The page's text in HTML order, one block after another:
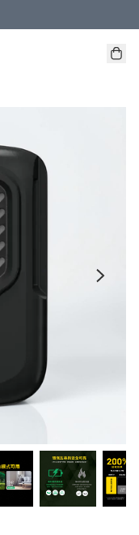
Ear Carabiner 2.0 扣環（贈品